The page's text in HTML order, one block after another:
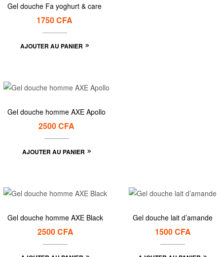
Gel douche Fa yoghurt & care
1750CFA
AJOUTER AU PANIER
Gel douche homme AXE Apollo
2500CFA
AJOUTER AU PANIER
Gel douche homme AXE Black
2500CFA
Gel douche lait d’amande
1500CFA